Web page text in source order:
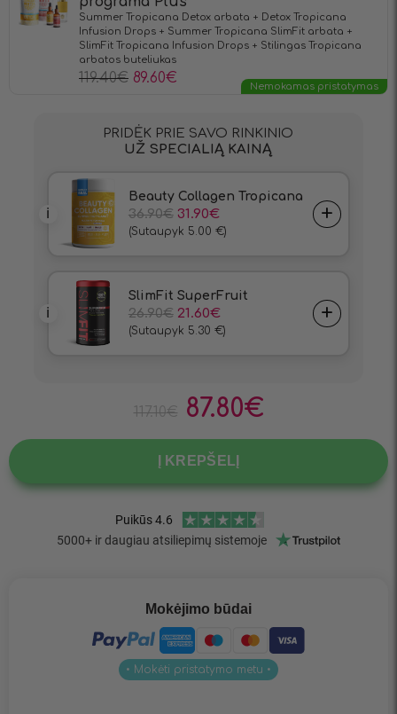
Summer Tropicana Detox arbata + Detox Tropicana
Infusion Drops + Summer Tropicana SlimFit arbata +
SlimFit Tropicana Infusion Drops + Stilingas Tropicana
arbatos buteliukas
119.40€ 89.60€
Nemokamas pristatymas
117.10€ 87.80€
Į KREPŠELĮ
Mokėjimo būdai
• Mokėti pristatymo metu •